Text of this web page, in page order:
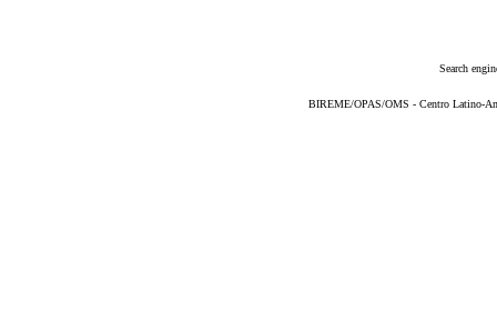
Search
BIREME/OPAS/OMS - Centro Latino-